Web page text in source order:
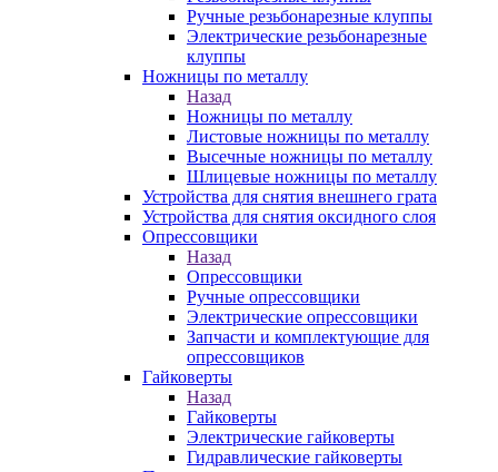
Ручные резьбонарезные клуппы
Электрические резьбонарезные
клуппы
Ножницы по металлу
Назад
Ножницы по металлу
Листовые ножницы по металлу
Высечные ножницы по металлу
Шлицевые ножницы по металлу
Устройства для снятия внешнего грата
Устройства для снятия оксидного слоя
Опрессовщики
Назад
Опрессовщики
Ручные опрессовщики
Электрические опрессовщики
Запчасти и комплектующие для
опрессовщиков
Гайковерты
Назад
Гайковерты
Электрические гайковерты
Гидравлические гайковерты